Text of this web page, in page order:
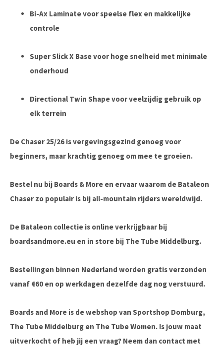
Bi-Ax Laminatevoor speelse flex en makkelijke
controle
Super Slick X Basevoor hoge snelheid met minimale
onderhoud
Directional Twin Shapevoor veelzijdig gebruik op
elk terrein
De Chaser 25/26 is vergevingsgezind genoeg voor
beginners, maar krachtig genoeg om mee te groeien.
Bestel nu bij Boards & More en ervaar waarom de Bataleon
Chaser zo populair is bij all-mountain rijders wereldwijd.
De Bataleon collectie is online verkrijgbaar bij
boardsandmore.eu en in store bij The Tube Middelburg.
Bestellingen binnen Nederland worden gratis verzonden
vanaf €60 en op werkdagen dezelfde dag nog verstuurd.
Boards and More is de webshop van Sportshop Domburg,
The Tube Middelburg en The Tube Women. Is jouw maat
uitverkocht of heb jij een vraag? Neem dan contact met